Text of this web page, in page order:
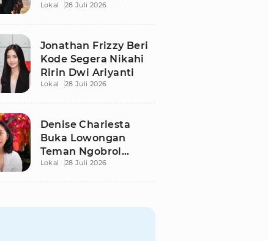
Ungkap Kisah Haru
Lokal 28 Juli 2026
Jonathan Frizzy Beri
Kode Segera Nikahi
Ririn Dwi Ariyanti
Lokal 28 Juli 2026
Denise Chariesta
Buka Lowongan
Teman Ngobrol
Bergaji Rp15 Juta, Ini
Lokal 28 Juli 2026